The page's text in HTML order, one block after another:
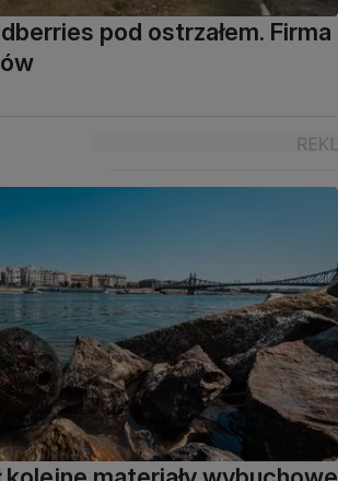
pod ostrzałem. Firma